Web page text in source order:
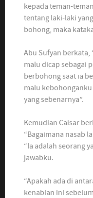
kepada teman-
tentang laki-laki
bohong, maka
Abu Sufyan berkata,
malu dicap sebagai
berbohong saat ia
malu
yang sebenarnya”.
Kemudian Caisar
“Bagaimana nasab
“Ia adalah seorang
jawabku.
“Apakah ada di
kenabian ini